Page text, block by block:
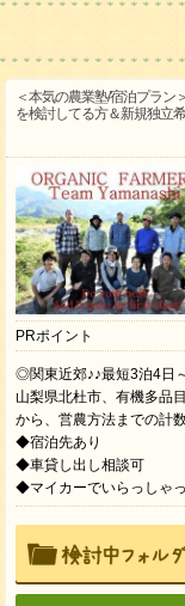
＜本気の農業塾/宿泊プラン
を検討してる方＆新規独立
PRポイント
◎関東近郊♪♪最短3泊4日
山梨県北杜市、有機多品
から、営農方法までの計
◆宿泊先あり
◆車貸し出し相談可
◆マイカーでいらっしゃ